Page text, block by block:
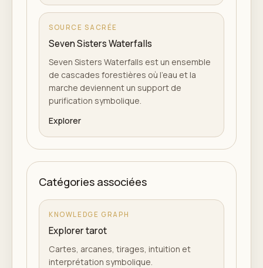
SOURCE SACRÉE
Seven Sisters Waterfalls
Seven Sisters Waterfalls est un ensemble
de cascades forestières où l'eau et la
marche deviennent un support de
purification symbolique.
Explorer
Catégories associées
KNOWLEDGE GRAPH
Explorer tarot
Cartes, arcanes, tirages, intuition et
interprétation symbolique.